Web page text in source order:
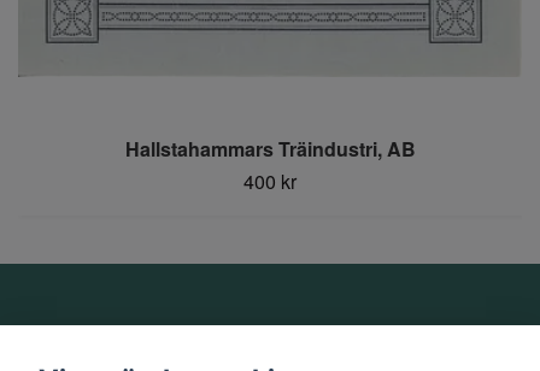
Hallstahammars Träindustri, AB
400 kr